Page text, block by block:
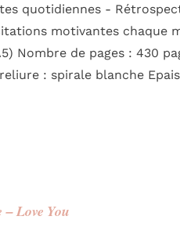
quotidiennes -
motivantes chaque
Nombre de pages : 430
: spirale blanche
Love You